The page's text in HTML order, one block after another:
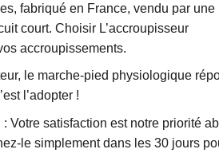
fabriqué en France, vendu par une
court. Choisir L’accroupisseur
accroupissements.
le marche-pied physiologique
l’adopter !
: Votre satisfaction est notre priorité
le simplement dans les 30 jours